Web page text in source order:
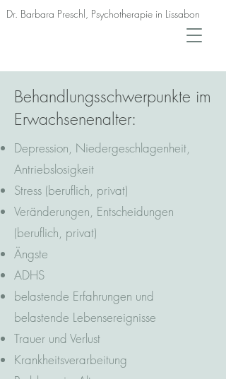
Dr. Barbara Preschl, Psychotherapie in Lissabon
Behandlungsschwerpunkte im
Erwachsenenalter:
Depression, Niedergeschlagenheit,
Antriebslosigkeit
Stress (beruflich, privat)
Veränderungen, Entscheidungen
(beruflich, privat)
Ängste
ADHS
belastende Erfahrungen und
belastende Lebensereignisse
Trauer und Verlust
Krankheitsverarbeitung